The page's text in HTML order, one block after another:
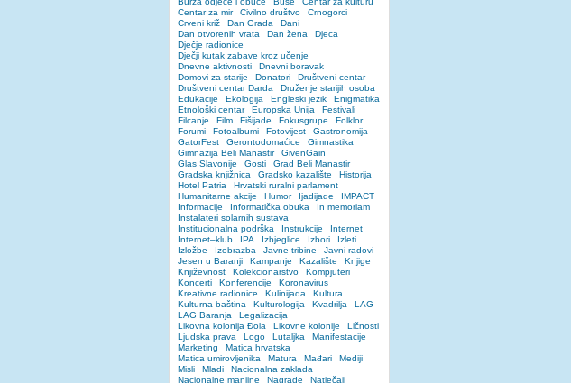
Centar za mir
Civilno društvo
Crnogorci
Crveni križ
Dan Grada
Dani
Dan otvorenih vrata
Dan žena
Djeca
Dječje radionice
Dječji kutak zabave kroz učenje
Dnevne aktivnosti
Dnevni boravak
Domovi za starije
Donatori
Društveni centar
Društveni centar Darda
Druženje starijih osoba
Edukacije
Ekologija Engleski jezik
Enigmatika
Etnološki centar
Europska Unija
Festivali
Filcanje
Film Fišijade Fokusgrupe
Folklor
Forumi
Fotoalbumi Fotovijest
Gastronomija
GatorFest
Gerontodomaćice
Gimnastika
Gimnazija Beli Manastir
GivenGain
Glas Slavonije
Gosti
Grad Beli Manastir
Gradska knjižnica
Gradsko kazalište
Historija
Hotel Patria
Hrvatski ruralni parlament
Humanitarne akcije
Humor Ijadijade
IMPACT
Informacije
Informatička obuka
In memoriam
Instalateri solarnih sustava
Institucionalna podrška
Instrukcije
Internet
Internet–klub
IPA Izbjeglice Izbori
Izleti
Izložbe
Izobrazba Javne tribine
Javni radovi
Jesen u Baranji
Kampanje Kazalište
Knjige
Književnost
Kolekcionarstvo
Kompjuteri
Koncerti
Konferencije
Koronavirus
Kreativne radionice
Kulinijada
Kultura
Kulturna baština
Kulturologija Kvadrilja
LAG
LAG Baranja
Legalizacija
Likovna kolonija Đola
Likovne kolonije
Ličnosti
Ljudska prava
Logo Lutaljka
Manifestacije
Marketing
Matica hrvatska
Matica umirovljenika
Matura Mađari
Mediji
Misli
Mladi
Nacionalna zaklada
Nacionalne manjine
Nagrade
Natječaji